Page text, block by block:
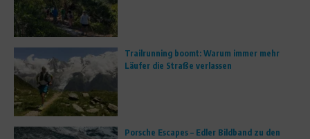
Trailrunning boomt: Warum immer mehr
Läufer die Straße verlassen
Porsche Escapes – Edler Bildband zu den